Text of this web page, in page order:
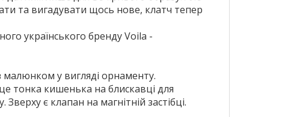
та вигадувати щось нове, клатч тепер
українського бренду Voila -
у вигляді орнаменту.
тонка кишенька на блискавці для
є клапан на магнітній застібці.